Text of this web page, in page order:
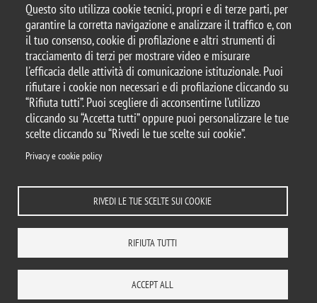
Questo sito utilizza cookie tecnici, propri e di terze parti, per
garantire la corretta navigazione e analizzare il traffico e, con
il tuo consenso, cookie di profilazione e altri strumenti di
tracciamento di terzi per mostrare video e misurare
l'efficacia delle attività di comunicazione istituzionale. Puoi
rifiutare i cookie non necessari e di profilazione cliccando su
“Rifiuta tutti”. Puoi scegliere di acconsentirne l’utilizzo
cliccando su “Accetta tutti” oppure puoi personalizzare le tue
scelte cliccando su “Rivedi le tue scelte sui cookie”.
Privacy e cookie policy
RIVEDI LE TUE SCELTE SUI COOKIE
RIFIUTA TUTTI
ACCEPT ALL
Personale DISAT
© 2025 Università degli Studi di Milano-Bicocca
Piazza dell'Ateneo Nuovo, 1 - 20126, Milano
Casella PEC:ateneo.bicocca@pec.unimib.it
P.I. 12621570154 |
Note legali Privacy e cookie policy Amministrazione trasparente
Accessibilità
Rivedi le tue scelte sui cookie
MAPPA DEL SITO CONTATTI